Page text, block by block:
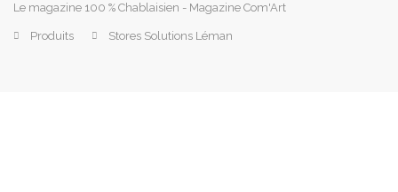
Le magazine 100 % Chablaisien - Magazine Com'Art
Produits Stores Solutions Léman